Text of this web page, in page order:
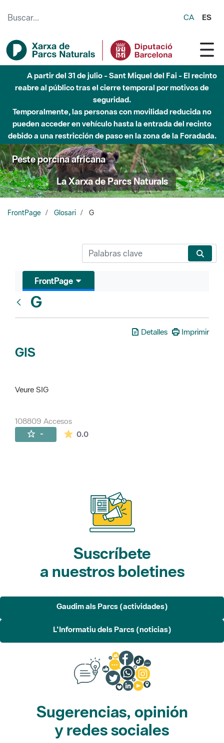
CA ES
A partir del 31 de julio - Sant Miquel del Fai - El recinto
reabre al público tras el cierre temporal por motivos de
seguridad.
Temporalmente, las personas con movilidad reducida no
pueden acceder en vehículo hasta la entrada del recinto
debido a una restricción de paso en la zona de la Foradada.
Peste porcina africana
La Xarxa de Parcs Naturals
FrontPage Glosari G
FrontPage
G
Detalles Imprimir
GIS
Veure SIG
108809 Accesos
- 0.0La valoración media es de 0 estrellas de
Suscríbete
a nuestros boletines
Gaudim als Parcs (actividades)
L'Informatiu dels Parcs (noticias)
Sugerencias, opinión
y redes sociales